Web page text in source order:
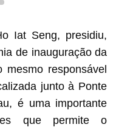
6
Iat Seng, presidiu,
de inauguração da
mesmo responsável
junto à Ponte
é uma importante
que permite o